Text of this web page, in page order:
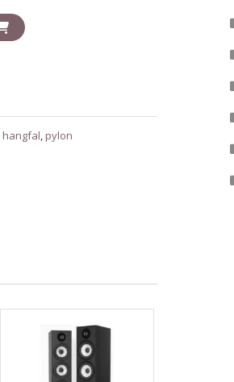
hangfal, pylon